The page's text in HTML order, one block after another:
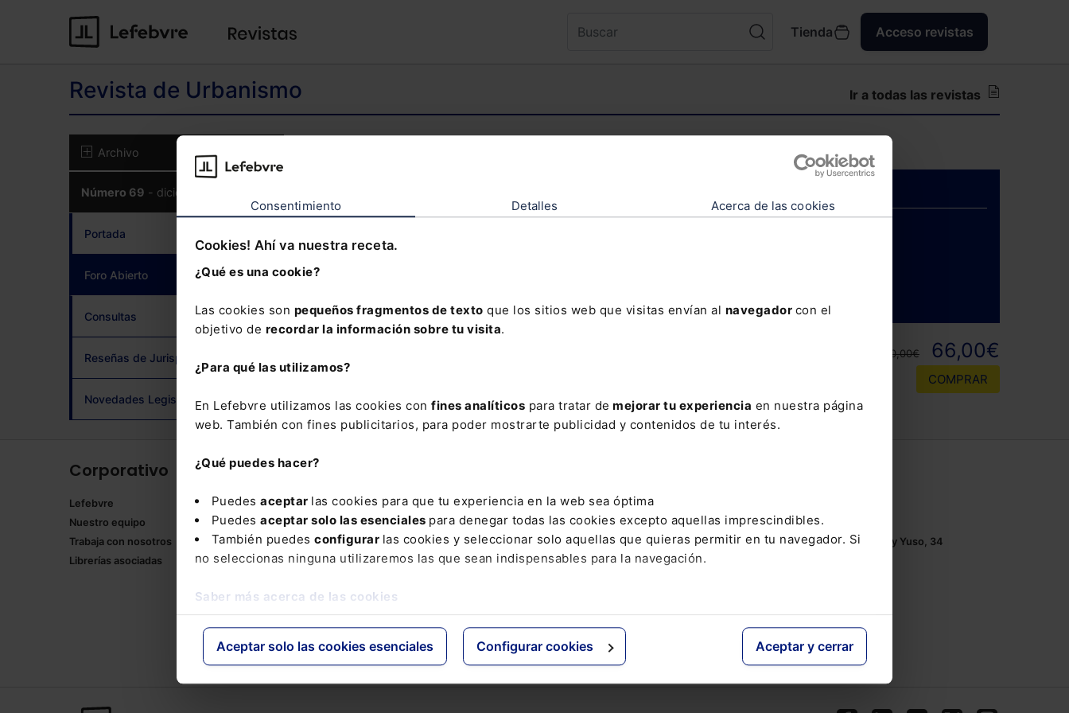
Consentimiento Detalles Acerca de las cookies
Cookies! Ahí va nuestra receta.
¿Qué es una cookie?
Las cookies son pequeños fragmentos de texto que los sitios web que visitas envían al navegador con el
objetivo de recordar la información sobre tu visita.
¿Para qué las utilizamos?
En Lefebvre utilizamos las cookies con fines analíticos para tratar de mejorar tu experiencia en nuestra página
web. También con fines publicitarios, para poder mostrarte publicidad y contenidos de tu interés.
¿Qué puedes hacer?
Puedes aceptar las cookies para que tu experiencia en la web sea óptima
Puedes aceptar solo las esenciales para denegar todas las cookies excepto aquellas imprescindibles.
También puedes configurar las cookies y seleccionar solo aquellas que quieras permitir en tu navegador. Si
no seleccionas ninguna utilizaremos las que sean indispensables para la navegación.
Saber más acerca de las cookies
Aceptar solo las cookies esenciales Configurar cookies Aceptar y cerrar
Tienda Acceso revistas
Revista de Urbanismo Ir a todas las revistas
Archivo
Número 69 - diciembre 2018
Portada
Foro Abierto
Consultas
Reseñas de Jurisprudencia
Novedades Legislativas
¿Has olvidado tu contraseña?
adquiere tu acceso con un
110,00€ 66,00€
COMPRAR
Corporativo
Lefebvre
Nuestro equipo
Trabaja con nosotros
Librerías asociadas
Productos
Mementos
Formularios Jurídicos
Manuales de Derecho
Claves Prácticas
Códigos Básicos
Códigos Comentados
ELS
El Derecho
Espacio Asesoría
Espacio Pymes
Mándanos un
Monasterios de Suso y Yuso, 34